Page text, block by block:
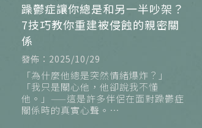
躁鬱症讓你總是和另一半吵架？
7技巧教你重建被侵蝕的親密關
係
發佈：2025/10/29
「為什麼他總是突然情緒爆炸？」
「我只是關心他，他卻說我不懂
他。」——這是許多伴侶在面對躁鬱症
關係時的真實心聲。